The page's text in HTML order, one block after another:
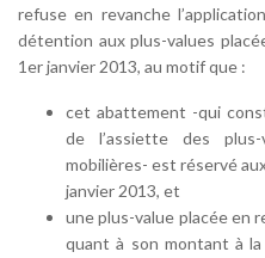
refuse en revanche
détention aux plus-values
1er janvier 2013, au motif que :
cet abattement -qui
de l’assiette des
mobilières- est réservé
janvier 2013, et
une plus-value placée en
quant à son montant à